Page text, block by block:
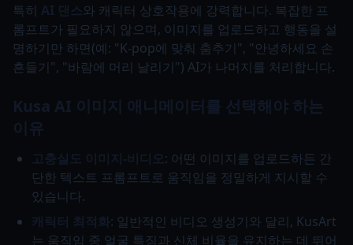
특히 AI 댄스와 캐릭터 상호작용에 강력합니다. 복잡한 프
롬프트가 필요하지 않으며, 이미지를 업로드하고 행동을 설
명하기만 하면(예: "K-pop에 맞춰 춤추기", "안녕하세요 손
흔들기", "바람에 머리 날리기") AI가 나머지를 처리합니다.
Kusa AI 이미지 애니메이터를 선택해야 하는
이유
고충실도 이미지-비디오: 어떤 이미지를 업로드하든 간
단한 텍스트 프롬프트로 움직임을 정밀하게 지시할 수
있습니다.
캐릭터 최적화: 일반적인 비디오 생성기와 달리, KusArt
는 움직임 중 얼굴 특징과 신체 비율을 유지하는 데 뛰어